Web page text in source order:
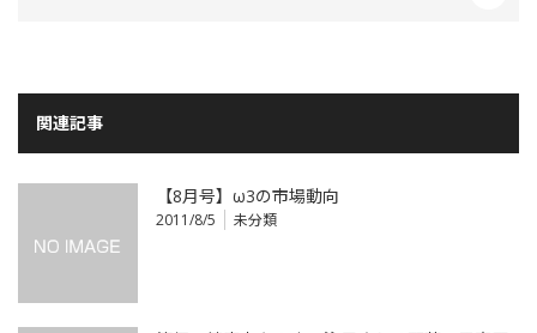
関連記事
【8月号】ω3の市場動向
2011/8/5 未分類